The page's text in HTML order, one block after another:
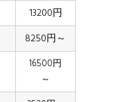
13200円
8250円～
16500円
～